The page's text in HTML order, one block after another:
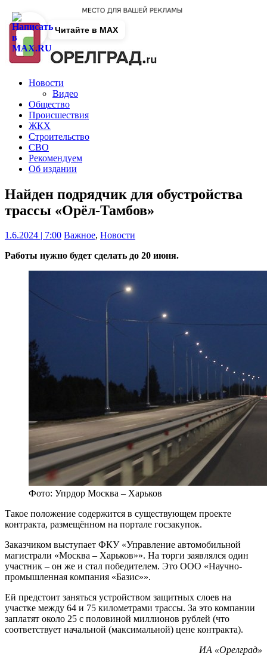
Новости
Видео
Общество
Происшествия
ЖКХ
Строительство
СВО
Рекомендуем
Об издании
Найден подрядчик для обустройства
трассы «Орёл-Тамбов»
1.6.2024 | 7:00 Важное, Новости
Работы нужно будет сделать до 20 июня.
Фото: Упрдор Москва – Харьков
Такое положение содержится в существующем проекте
контракта, размещённом на портале госзакупок.
Заказчиком выступает ФКУ «Управление автомобильной
магистрали «Москва – Харьков»». На торги заявлялся один
участник – он же и стал победителем. Это ООО «Научно-
промышленная компания «Базис»».
Ей предстоит заняться устройством защитных слоев на
участке между 64 и 75 километрами трассы. За это компании
заплатят около 25 с половиной миллионов рублей (что
соответствует начальной (максимальной) цене контракта).
ИА «Орелград»
Читайте в MAX